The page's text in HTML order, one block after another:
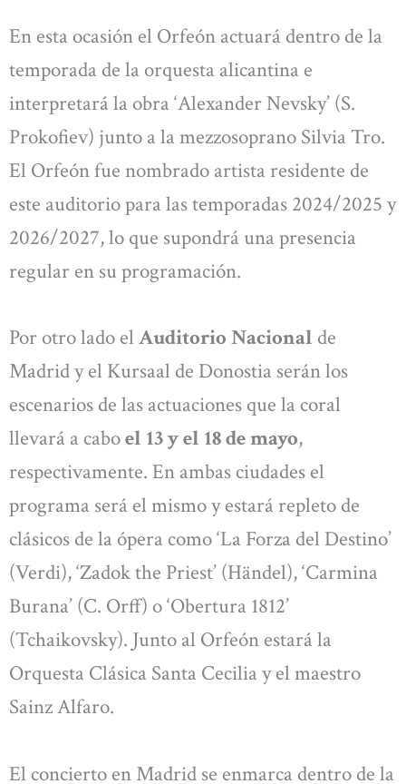
En esta ocasión el Orfeón actuará dentro de la
temporada de la orquesta alicantina e
interpretará la obra ‘Alexander Nevsky’ (S.
Prokofiev) junto a la mezzosoprano Silvia Tro.
El Orfeón fue nombrado artista residente de
este auditorio para las temporadas 2024/2025 y
2026/2027, lo que supondrá una presencia
regular en su programación.
Por otro lado el Auditorio Nacional de
Madrid y el Kursaal de Donostia serán los
escenarios de las actuaciones que la coral
llevará a caboel 13 y el 18 de mayo,
respectivamente. En ambas ciudades el
programa será el mismo y estará repleto de
clásicos de la ópera como ‘La Forza del Destino’
(Verdi), ‘Zadok the Priest’ (Händel), ‘Carmina
Burana’ (C. Orff) o ‘Obertura 1812’
(Tchaikovsky). Junto al Orfeón estará la
Orquesta Clásica Santa Cecilia y el maestro
Sainz Alfaro.
El concierto en Madrid se enmarca dentro de la